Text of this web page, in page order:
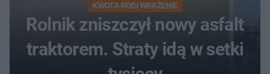
KWOTA ROBI WRAŻENIE
Rolnik zniszczył nowy asfalt
traktorem. Straty idą w setki